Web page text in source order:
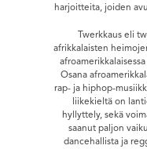
harjoitteita, joiden
Twerkkaus eli
afrikkalaisten
Osana
rap- ja hiphop-
liikekieltä on
hyllyttely, sekä
saanut paljon
dancehallista ja